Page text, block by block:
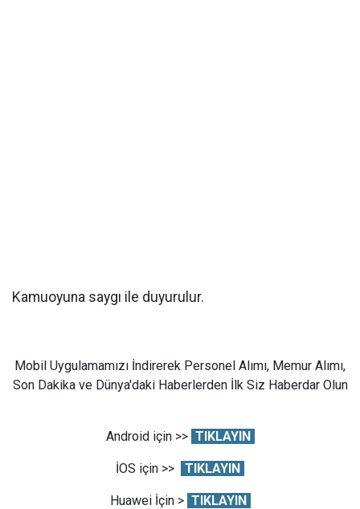
Kamuoyuna saygı ile duyurulur.
Mobil Uygulamamızı İndirerek Personel Alımı, Memur Alımı,
Son Dakika ve Dünya'daki Haberlerden İlk Siz Haberdar Olun
Android için >> TIKLAYIN
İOS için >> TIKLAYIN
Huawei İçin > TIKLAYIN